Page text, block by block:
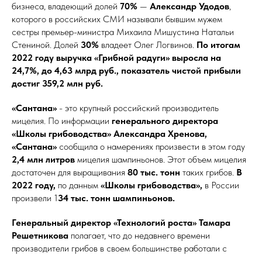
бизнеса, владеющий долей 70% — Александр Удодов,
которого в российских СМИ называли бывшим мужем
сестры премьер-министра Михаила Мишустина Натальи
Стениной. Долей 30% владеет Олег Логвинов. По итогам
2022 году выручка «Грибной радуги» выросла на
24,7%, до 4,63 млрд руб., показатель чистой прибыли
достиг 359,2 млн руб.
«Сантана» - это крупный российский производитель
мицелия. По информации генерального директора
«Школы грибоводства» Александра Хренова,
«Сантана» сообщила о намерениях произвести в этом году
2,4 млн литров мицелия шампиньонов. Этот объем мицелия
достаточен для выращивания 80 тыс. тонн таких грибов. В
2022 году, по данным «Школы грибоводства», в России
произвели 134 тыс. тонн шампиньонов.
Генеральный директор «Технологий роста» Тамара
Решетникова полагает, что до недавнего времени
производители грибов в своем большинстве работали с